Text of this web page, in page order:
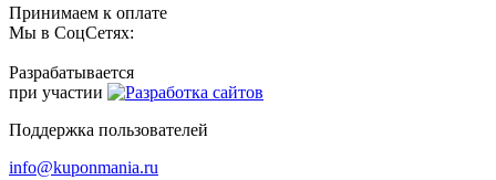
Принимаем к оплате
Мы в СоцСетях:
Разрабатывается
при участии
Поддержка пользователей
info@kuponmania.ru